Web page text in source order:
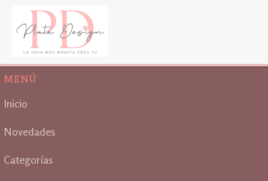
MENÚ
Inicio
Novedades
Categorías